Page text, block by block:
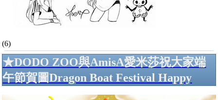
(6)
★DODO ZOO與AmisA愛米莎祝大家端
午節賀圖Dragon Boat Festival Happy